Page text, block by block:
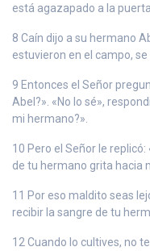
está agazapado a la
8 Caín dijo a su hermano
estuvieron en el campo,
9 Entonces el Señor
Abel?». «No lo sé»,
mi hermano?».
10 Pero el Señor le replicó:
de tu hermano grita hacia
11 Por eso maldito seas
recibir la sangre de tu
12 Cuando lo cultives, no